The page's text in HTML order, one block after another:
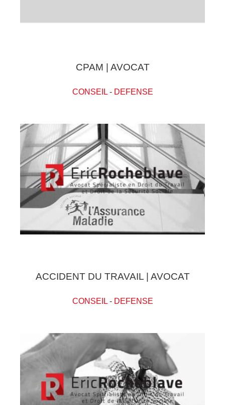
CPAM | AVOCAT
CONSEIL- DEFENSE
ACCIDENT DU TRAVAIL | AVOCAT
CONSEIL- DEFENSE